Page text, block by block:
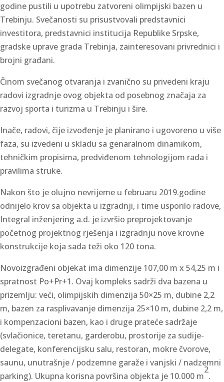
godine pustili u upotrebu zatvoreni olimpijski bazen u
Trebinju. Svečanosti su prisustvovali predstavnici
investitora, predstavnici institucija Republike Srpske,
gradske uprave grada Trebinja, zainteresovani privrednici i
brojni građani.
Činom svečanog otvaranja i zvanično su privedeni kraju
radovi izgradnje ovog objekta od posebnog značaja za
razvoj sporta i turizma u Trebinju i šire.
Inače, radovi, čije izvođenje je planirano i ugovoreno u više
faza, su izvedeni u skladu sa genaralnom dinamikom,
tehničkim propisima, predviđenom tehnologijom rada i
pravilima struke.
Nakon što je olujno nevrijeme u februaru 2019.godine
odnijelo krov sa objekta u izgradnji, i time usporilo radove,
Integral inženjering a.d. je izvršio preprojektovanje
početnog projektnog rješenja i izgradnju nove krovne
konstrukcije koja sada teži oko 120 tona.
Novoizgrađeni objekat ima dimenzije 107,00 m x 54,25 m i
spratnost Po+Pr+1. Ovaj kompleks sadrži dva bazena u
prizemlju: veći, olimpijskih dimenzija 50×25 m, dubine 2,2
m, bazen za rasplivavanje dimenzija 25×10 m, dubine 2,2 m,
i kompenzacioni bazen, kao i druge prateće sadržaje
(svlačionice, teretanu, garderobu, prostorije za sudije-
delegate, konferencijsku salu, restoran, mokre čvorove,
saunu, unutrašnje / podzemne garaže i vanjski / nadzemni
parking). Ukupna korisna površina objekta je 10.000 m
2
.